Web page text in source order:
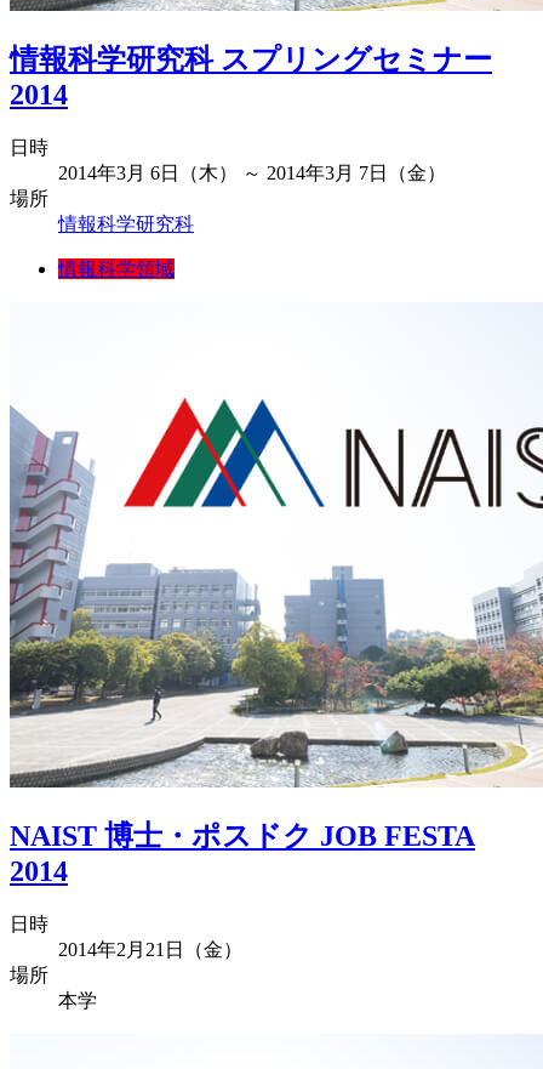
情報科学研究科 スプリングセミナー
2014
日時
2014年3月 6日（木） ～ 2014年3月 7日（金）
場所
情報科学研究科
情報科学領域
NAIST 博士・ポスドク JOB FESTA
2014
日時
2014年2月21日（金）
場所
本学